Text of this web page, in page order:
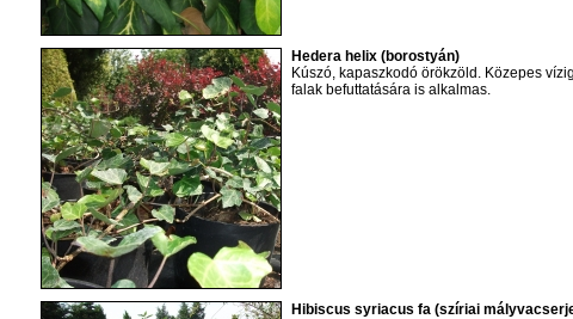
Hedera helix (borostyán)
Kúszó, kapaszkodó örökzöld. Közepes
falak befuttatására is alkalmas.
Hibiscus syriacus fa (szíriai